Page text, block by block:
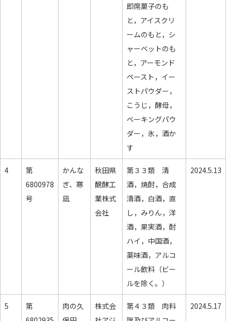
即席菓子のも
と，アイスクリ
ームのもと，シ
ャーベットのも
と，アーモンド
ペースト，イー
ストパウダー，
こうじ，酵母，
ベーキングパウ
ダー，氷，酒か
す
4
第
6800978
号
かんな
ぎ、寒
凪
秋田県
醗酵工
業株式
会社
第３３類 清
酒，焼酎，合成
清酒，白酒，直
し，みりん，洋
酒，果実酒，酎
ハイ，中国酒，
薬味酒，アルコ
ール飲料（ビー
ルを除く。）
2024.5.13
5
第
肉の久
株式会
第４３類 肉料
2024.5.17